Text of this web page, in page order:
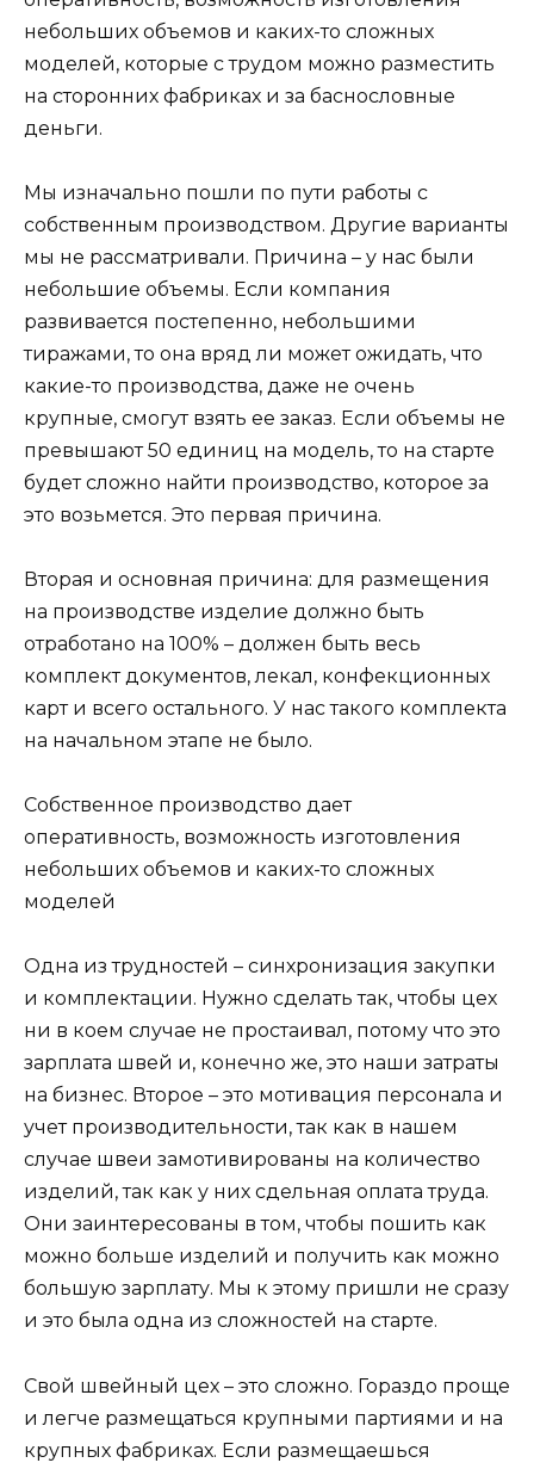
небольших объемов и каких-то сложных
моделей, которые с трудом можно разместить
на сторонних фабриках и за баснословные
деньги.
Мы изначально пошли по пути работы с
собственным производством. Другие варианты
мы не рассматривали. Причина – у нас были
небольшие объемы. Если компания
развивается постепенно, небольшими
тиражами, то она вряд ли может ожидать, что
какие-то производства, даже не очень
крупные, смогут взять ее заказ. Если объемы не
превышают 50 единиц на модель, то на старте
будет сложно найти производство, которое за
это возьмется. Это первая причина.
Вторая и основная причина: для размещения
на производстве изделие должно быть
отработано на 100% – должен быть весь
комплект документов, лекал, конфекционных
карт и всего остального. У нас такого комплекта
на начальном этапе не было.
Собственное производство дает
оперативность, возможность изготовления
небольших объемов и каких-то сложных
моделей
Одна из трудностей – синхронизация закупки
и комплектации. Нужно сделать так, чтобы цех
ни в коем случае не простаивал, потому что это
зарплата швей и, конечно же, это наши затраты
на бизнес. Второе – это мотивация персонала и
учет производительности, так как в нашем
случае швеи замотивированы на количество
изделий, так как у них сдельная оплата труда.
Они заинтересованы в том, чтобы пошить как
можно больше изделий и получить как можно
большую зарплату. Мы к этому пришли не сразу
и это была одна из сложностей на старте.
Свой швейный цех – это сложно. Гораздо проще
и легче размещаться крупными партиями и на
крупных фабриках. Если размещаешься